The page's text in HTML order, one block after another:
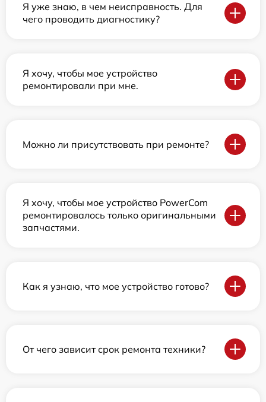
Я уже знаю, в чем неисправность. Для
чего проводить диагностику?
Я хочу, чтобы мое устройство
ремонтировали при мне.
Можно ли присутствовать при ремонте?
Я хочу, чтобы мое устройство PowerCom
ремонтировалось только оригинальными
запчастями.
Как я узнаю, что мое устройство готово?
От чего зависит срок ремонта техники?